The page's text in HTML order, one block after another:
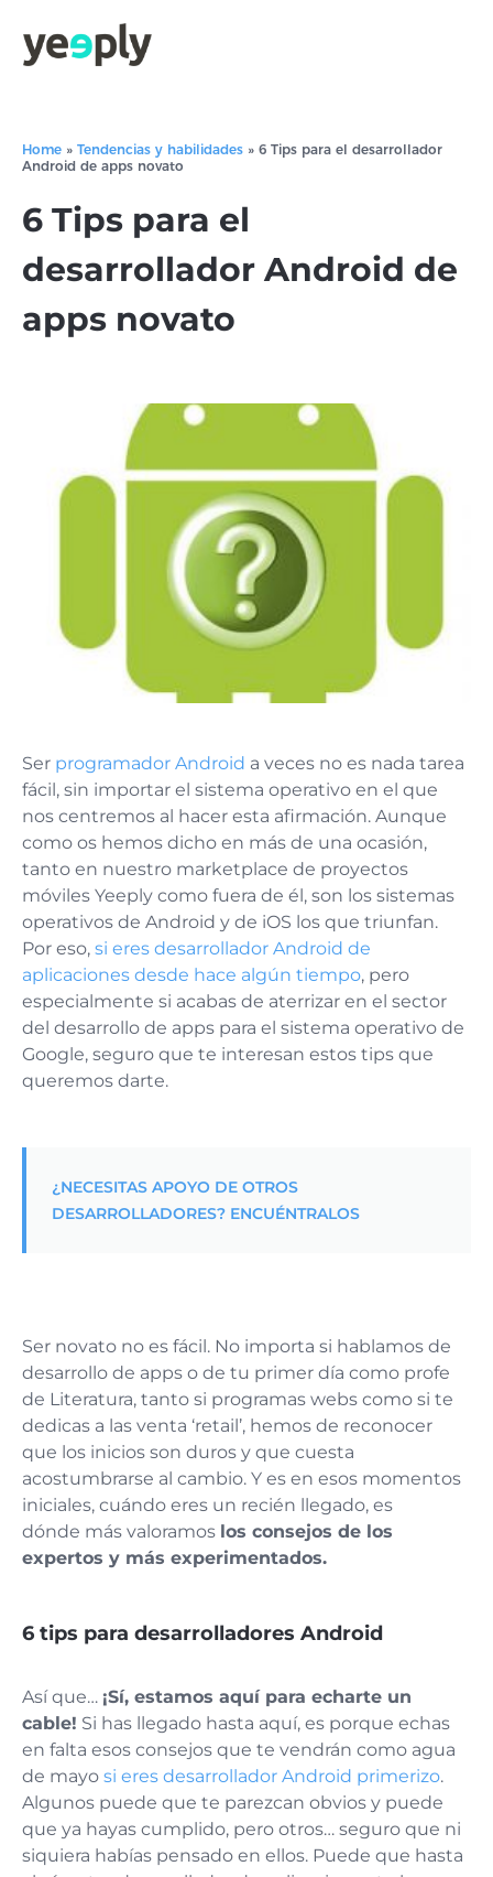
Home » Tendencias y habilidades » 6 Tips para el desarrollador
Android de apps novato
6 Tips para el
desarrollador Android de
apps novato
Ser programador Android a veces no es nada tarea
fácil, sin importar el sistema operativo en el que
nos centremos al hacer esta afirmación. Aunque
como os hemos dicho en más de una ocasión,
tanto en nuestro marketplace de proyectos
móviles Yeeply como fuera de él, son los sistemas
operativos de Android y de iOS los que triunfan.
Por eso, si eres desarrollador Android de
aplicaciones desde hace algún tiempo, pero
especialmente si acabas de aterrizar en el sector
del desarrollo de apps para el sistema operativo de
Google, seguro que te interesan estos tips que
queremos darte.
¿NECESITAS APOYO DE OTROS
DESARROLLADORES? ENCUÉNTRALOS
Ser novato no es fácil. No importa si hablamos de
desarrollo de apps o de tu primer día como profe
de Literatura, tanto si programas webs como si te
dedicas a las venta ‘retail’, hemos de reconocer
que los inicios son duros y que cuesta
acostumbrarse al cambio. Y es en esos momentos
iniciales, cuándo eres un recién llegado, es
dónde más valoramos los consejos de los
expertos y más experimentados.
6 tips para desarrolladores Android
Así que… ¡Sí, estamos aquí para echarte un
cable! Si has llegado hasta aquí, es porque echas
en falta esos consejos que te vendrán como agua
de mayo si eres desarrollador Android primerizo.
Algunos puede que te parezcan obvios y puede
que ya hayas cumplido, pero otros… seguro que ni
siquiera habías pensado en ellos. Puede que hasta